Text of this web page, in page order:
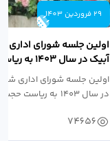
29 فروردین 1403
اولین جلسه شورای اداری
آبیک در سال
اله مددخانی...
اولین جلسه شورای اداری
در سال ۱۴۰۳ به ریاست حجت اله...
74656